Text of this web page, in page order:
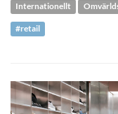
Internationellt
#retail